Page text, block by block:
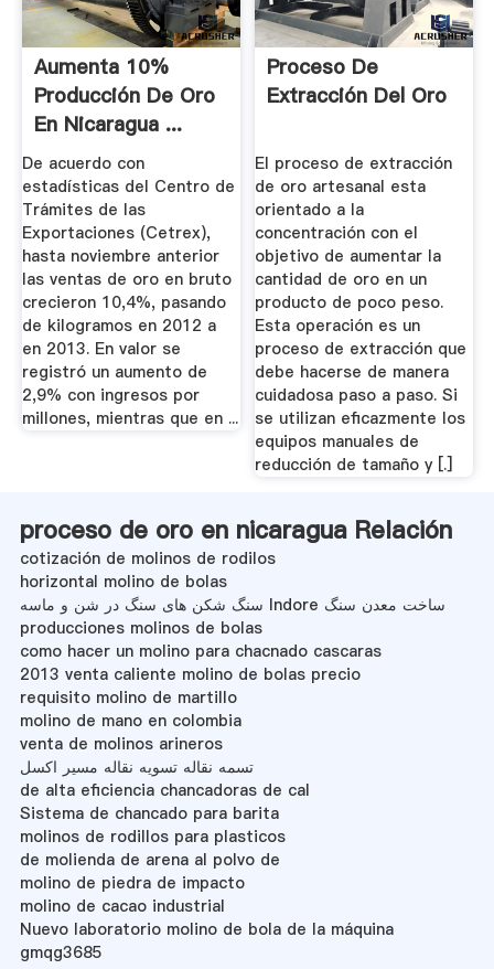
Aumenta 10%
Producción De Oro
En Nicaragua ...
De acuerdo con
estadísticas del Centro de
Trámites de las
Exportaciones (Cetrex),
hasta noviembre anterior
las ventas de oro en bruto
crecieron 10,4%, pasando
de kilogramos en 2012 a
en 2013. En valor se
registró un aumento de
2,9% con ingresos por
millones, mientras que en ...
Proceso De
Extracción Del Oro
El proceso de extracción
de oro artesanal esta
orientado a la
concentración con el
objetivo de aumentar la
cantidad de oro en un
producto de poco peso.
Esta operación es un
proceso de extracción que
debe hacerse de manera
cuidadosa paso a paso. Si
se utilizan eficazmente los
equipos manuales de
reducción de tamaño y [.]
proceso de oro en nicaragua Relación
cotización de molinos de rodilos
horizontal molino de bolas
سنگ شکن های سنگ در شن و ماسه Indore ساخت معدن سنگ
producciones molinos de bolas
como hacer un molino para chacnado cascaras
2013 venta caliente molino de bolas precio
requisito molino de martillo
molino de mano en colombia
venta de molinos arineros
تسمه نقاله تسویه نقاله مسیر اکسل
de alta eficiencia chancadoras de cal
Sistema de chancado para barita
molinos de rodillos para plasticos
de molienda de arena al polvo de
molino de piedra de impacto
molino de cacao industrial
Nuevo laboratorio molino de bola de la máquina
gmqg3685